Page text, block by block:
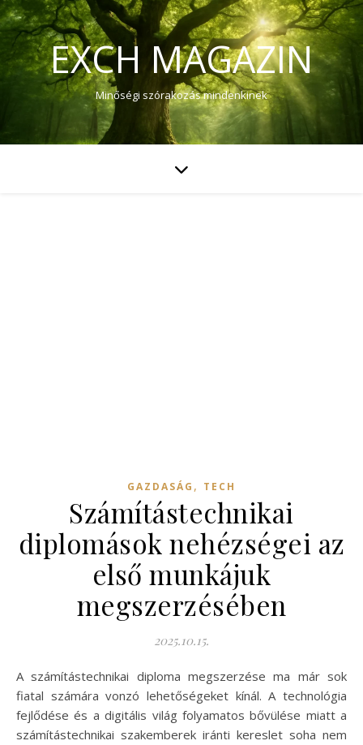
EXCH MAGAZIN
Minőségi szórakozás mindenkinek
GAZDASÁG , TECH
Számítástechnikai
diplomások nehézségei az
első munkájuk
megszerzésében
2025.10.15.
A számítástechnikai diploma megszerzése ma már sok
fiatal számára vonzó lehetőségeket kínál. A technológia
fejlődése és a digitális világ folyamatos bővülése miatt a
számítástechnikai szakemberek iránti kereslet soha nem